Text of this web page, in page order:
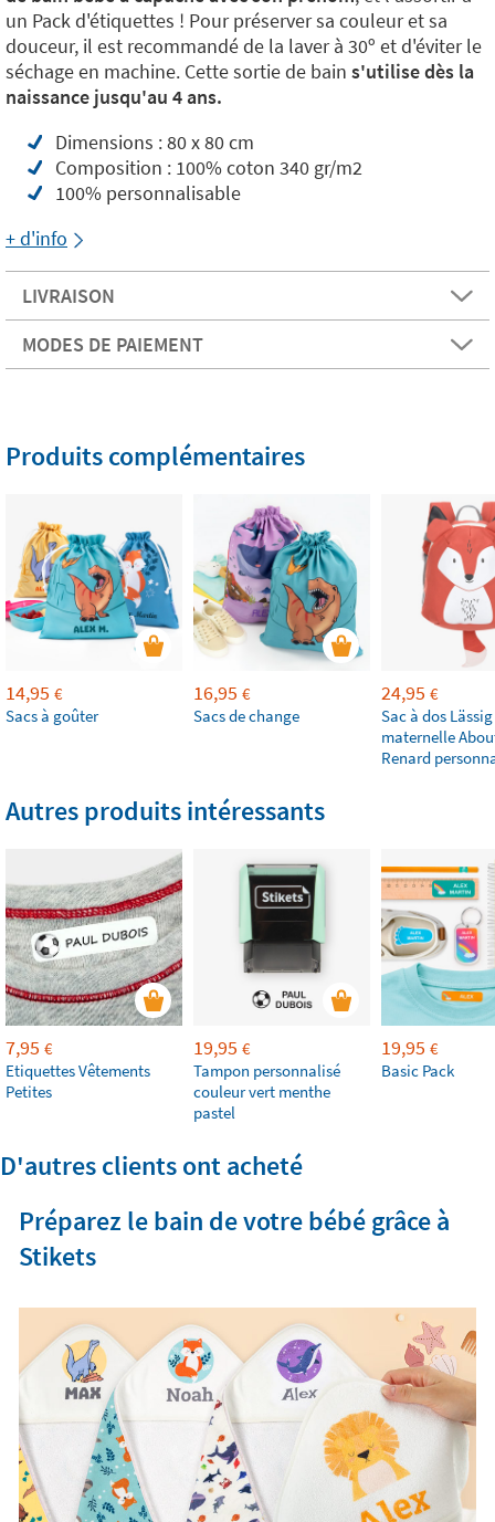
un Pack d'étiquettes ! Pour préserver sa couleur et sa
douceur, il est recommandé de la laver à 30º et d'éviter le
séchage en machine. Cette sortie de bain s'utilise dès la
naissance jusqu'au 4 ans.
Dimensions : 80 x 80 cm
Composition : 100% coton 340 gr/m2
100% personnalisable
+ d'info
LIVRAISON
MODES DE PAIEMENT
Produits complémentaires
14,95 €
Sacs à goûter
16,95 €
Sacs de change
24,95 €
Sac à dos Lässig
maternelle
Renard
Autres produits intéressants
7,95 €
Etiquettes Vêtements
Petites
19,95 €
Tampon personnalisé
couleur vert menthe
pastel
19,95 €
Basic Pack
D'autres clients ont acheté
Préparez le bain de votre bébé grâce à
Stikets